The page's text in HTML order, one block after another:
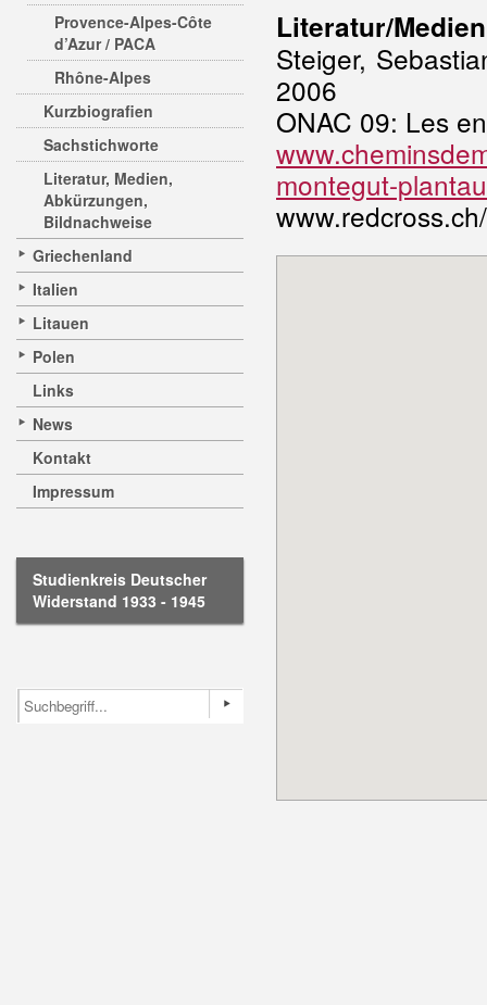
Provence-Alpes-Côte
d’Azur / PACA
Rhône-Alpes
Kurzbiografien
Sachstichworte
Literatur, Medien,
Abkürzungen,
Bildnachweise
Griechenland
Italien
Litauen
Polen
Links
News
Kontakt
Impressum
Studienkreis Deutscher
Widerstand 1933 - 1945
Literatur/Medien
Steiger,
2006
ONAC 09: Les
montegut-